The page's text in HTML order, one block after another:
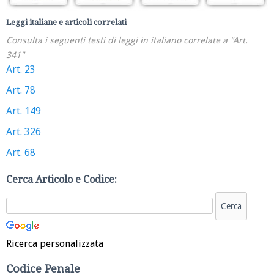
Leggi italiane e articoli correlati
Consulta i seguenti testi di leggi in italiano correlate a "Art.
341"
Art. 23
Art. 78
Art. 149
Art. 326
Art. 68
Cerca Articolo e Codice:
Ricerca personalizzata
Codice Penale